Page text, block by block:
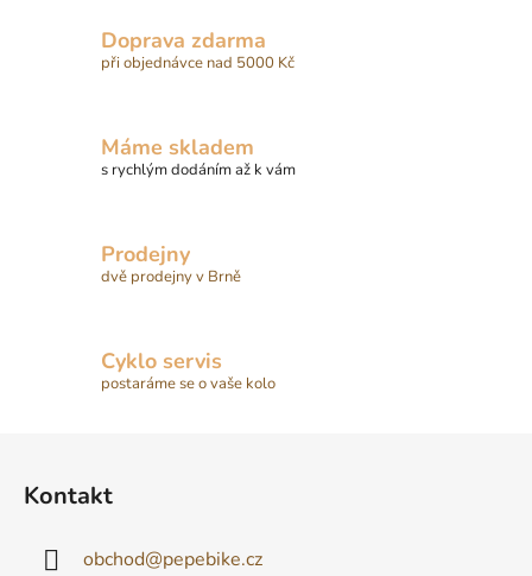
Doprava zdarma
při objednávce nad 5000 Kč
Máme skladem
s rychlým dodáním až k vám
Prodejny
dvě prodejny v Brně
Cyklo servis
postaráme se o vaše kolo
Kontakt
obchod@pepebike.cz